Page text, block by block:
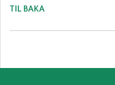
TIL BAKA